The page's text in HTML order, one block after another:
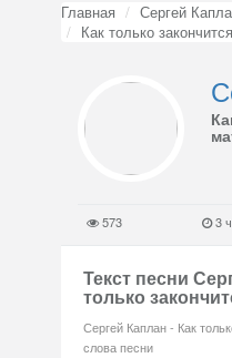
Главная
Сергей
Как только
573 3
Текст песни
только
Сергей Каплан - Как
слова песни